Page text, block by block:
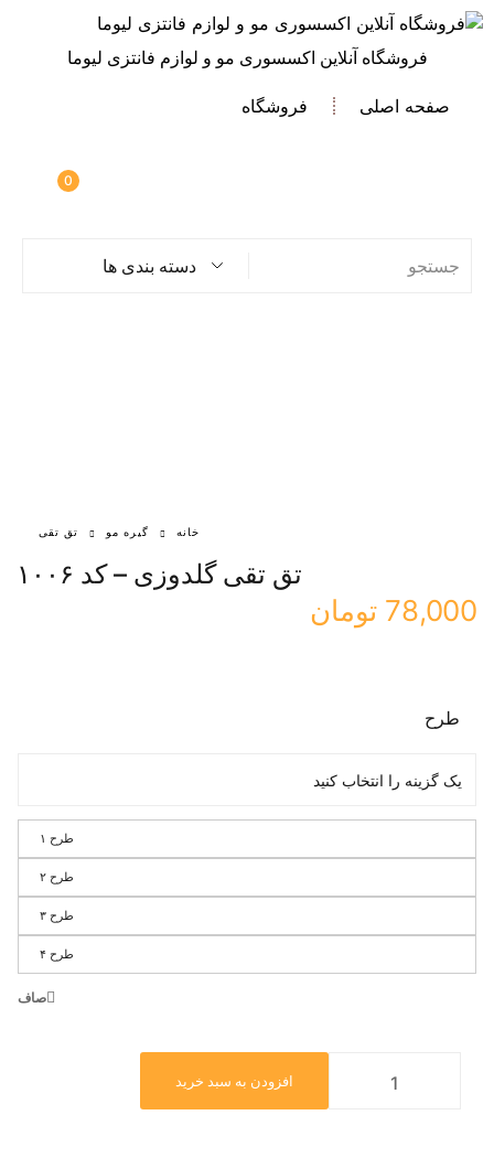
فروشگاه آنلاین اکسسوری مو و لوازم فانتزی لیوما
صفحه اصلی فروشگاه
0
دسته بندی ها
خانه گیره مو تق تقی
تق تقی گلدوزی – کد ۱۰۰۶
78,000 تومان
طرح
طرح ۱
طرح ۲
طرح ۳
طرح ۴
صاف
افزودن به سبد خرید